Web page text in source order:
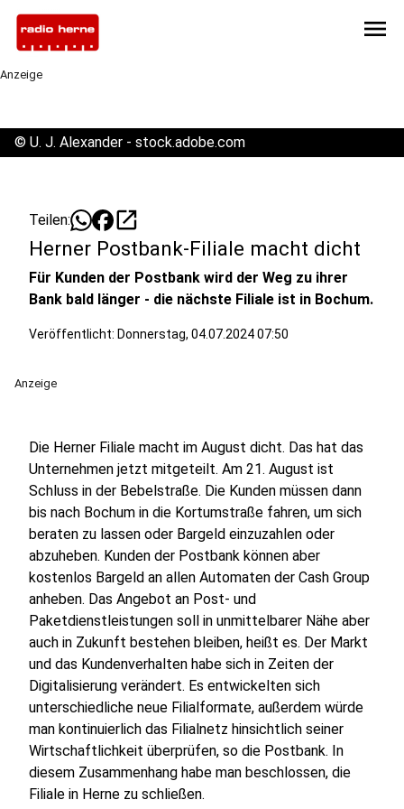
menu
Anzeige
© U. J. Alexander - stock.adobe.com
Teilen: open_in_new
Herner Postbank-Filiale macht dicht
Für Kunden der Postbank wird der Weg zu ihrer
Bank bald länger - die nächste Filiale ist in Bochum.
Veröffentlicht: Donnerstag, 04.07.2024 07:50
Anzeige
Die Herner Filiale macht im August dicht. Das hat das
Unternehmen jetzt mitgeteilt. Am 21. August ist
Schluss in der Bebelstraße. Die Kunden müssen dann
bis nach Bochum in die Kortumstraße fahren, um sich
beraten zu lassen oder Bargeld einzuzahlen oder
abzuheben. Kunden der Postbank können aber
kostenlos Bargeld an allen Automaten der Cash Group
anheben. Das Angebot an Post- und
Paketdienstleistungen soll in unmittelbarer Nähe aber
auch in Zukunft bestehen bleiben, heißt es. Der Markt
und das Kundenverhalten habe sich in Zeiten der
Digitalisierung verändert. Es entwickelten sich
unterschiedliche neue Filialformate, außerdem würde
man kontinuierlich das Filialnetz hinsichtlich seiner
Wirtschaftlichkeit überprüfen, so die Postbank. In
diesem Zusammenhang habe man beschlossen, die
Filiale in Herne zu schließen.